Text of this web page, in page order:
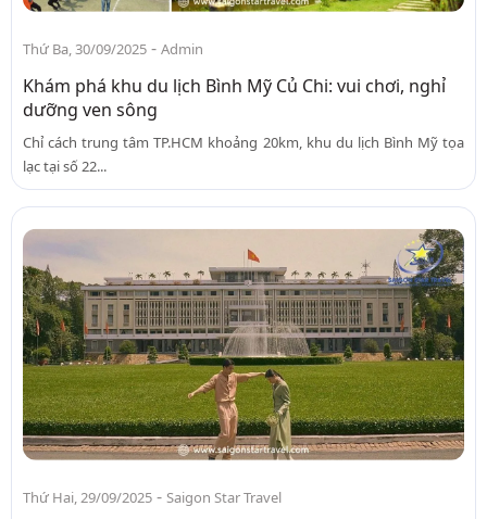
Thứ Ba, 30/09/2025 - Admin
Khám phá khu du lịch Bình Mỹ Củ Chi: vui chơi, nghỉ
dưỡng ven sông
Chỉ cách trung tâm TP.HCM khoảng 20km, khu du lịch Bình Mỹ tọa
lạc tại số 22...
Thứ Hai, 29/09/2025 - Saigon Star Travel